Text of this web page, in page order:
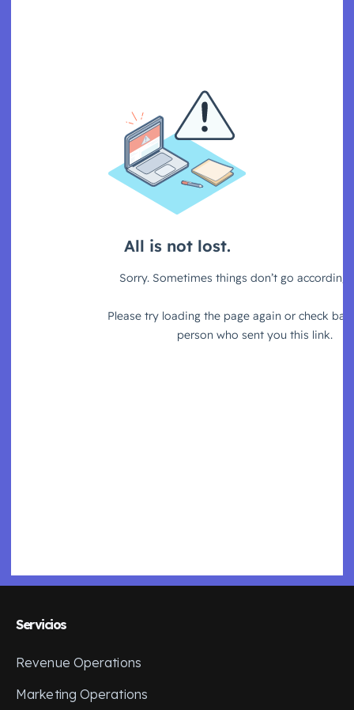
Servicios
Revenue Operations
Marketing Operations